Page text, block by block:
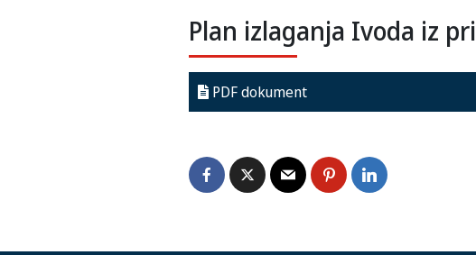
Plan izlaganja Ivoda iz
PDF dokument